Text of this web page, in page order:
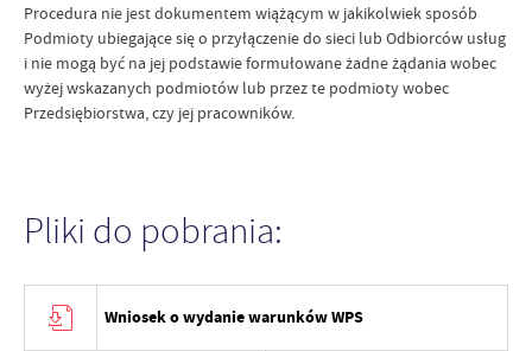
Procedura nie jest dokumentem wiążącym w jakikolwiek sposób
Podmioty ubiegające się o przyłączenie do sieci lub Odbiorców usług
i nie mogą być na jej podstawie formułowane żadne żądania wobec
wyżej wskazanych podmiotów lub przez te podmioty wobec
Przedsiębiorstwa, czy jej pracowników.
Pliki do pobrania:
Wniosek o wydanie warunków WPS